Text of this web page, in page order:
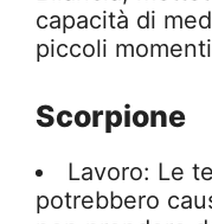
capacità di
piccoli
Scorpione
Lavoro: Le
potrebbero